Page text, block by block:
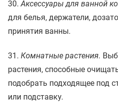
30.Аксессуары для ванной
для белья, держатели,
принятия ванны.
31. Комнатные растения.
растения, способные
подобрать подходящее под
или подставку.